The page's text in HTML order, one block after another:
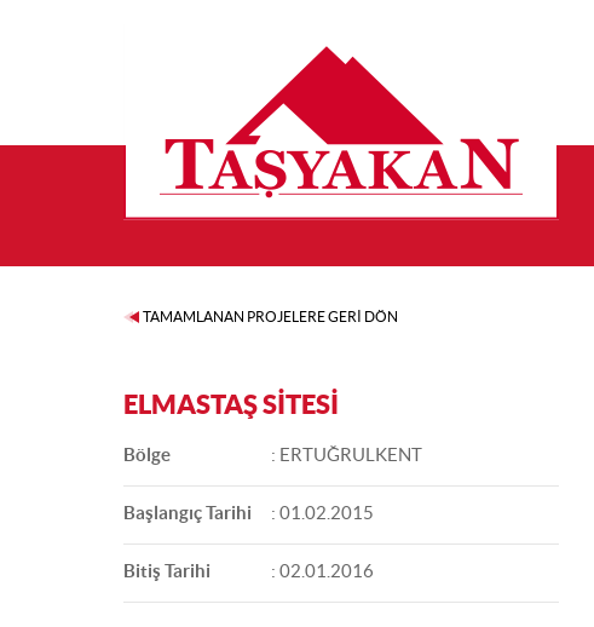
TAMAMLANAN PROJELERE GERİ DÖN
ELMASTAŞ SİTESİ
Bölge : ERTUĞRULKENT
Başlangıç Tarihi : 01.02.2015
Bitiş Tarihi : 02.01.2016